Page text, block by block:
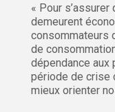
« Pour
demeurent
consommateurs
de
dépendance aux
période de crise
mieux orienter